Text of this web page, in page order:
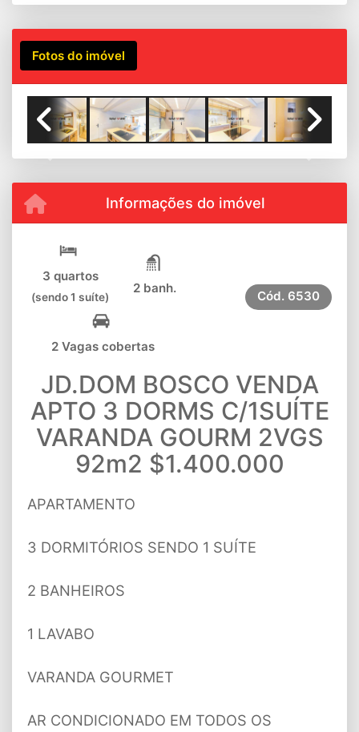
Fotos do imóvel
Informações do imóvel
3 quartos
(sendo 1 suíte)
2 banh.
2 Vagas cobertas
Cód. 6530
JD.DOM BOSCO VENDA
APTO 3 DORMS C/1SUÍTE
VARANDA GOURM 2VGS
92m2 $1.400.000
APARTAMENTO
3 DORMITÓRIOS SENDO 1 SUÍTE
2 BANHEIROS
1 LAVABO
VARANDA GOURMET
AR CONDICIONADO EM TODOS OS